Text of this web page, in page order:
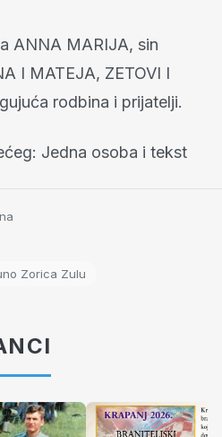
ANNA MARIJA, sin
I MATEJA, ZETOVI I
rodbina i prijatelji.
Zorica Zulu